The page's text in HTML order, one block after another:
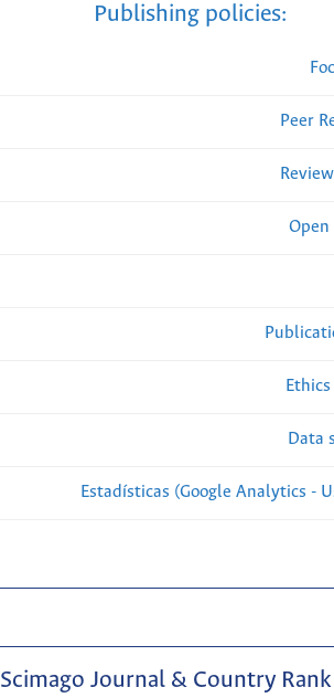
Publishing policies:
Peer
Open
Data
Estadísticas (Google Analytics -
Scimago Journal & Country Rank